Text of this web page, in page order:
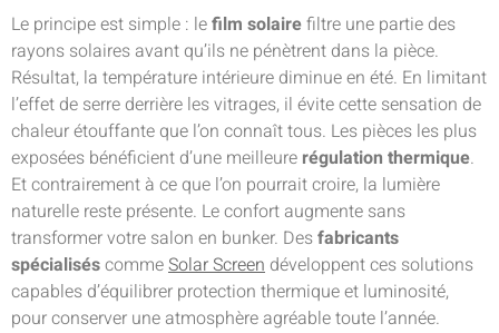
Le principe est simple : lefilm solairefiltre une partie des
rayons solaires avant qu’ils ne pénètrent dans la pièce.
Résultat, la température intérieure diminue en été. En limitant
l’effet de serre derrière les vitrages, il évite cette sensation de
chaleur étouffante que l’on connaît tous. Les pièces les plus
exposées bénéficient d’une meilleure régulation thermique.
Et contrairement à ce que l’on pourrait croire, la lumière
naturelle reste présente. Le confort augmente sans
transformer votre salon en bunker. Desfabricants
spécialiséscommeSolar Screen développent ces solutions
capables d’équilibrer protection thermique et luminosité,
pour conserver une atmosphère agréable toute l’année.